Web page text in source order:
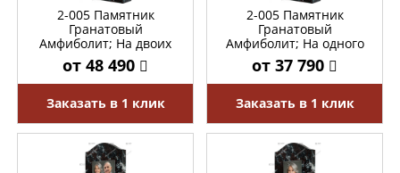
2-005 Памятник
Гранатовый
Амфиболит; На двоих
от 48 490
Заказать в 1 клик
2-005 Памятник
Гранатовый
Амфиболит; На одного
от 37 790
Заказать в 1 клик